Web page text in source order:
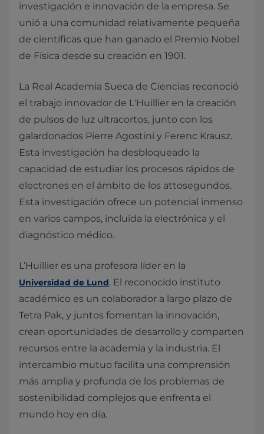
investigación e innovación de la empresa. Se
unió a una comunidad relativamente pequeña
de científicas que han ganado el Premio Nobel
de Física desde su creación en 1901.
La Real Academia Sueca de Ciencias reconoció
el trabajo innovador de L'Huillier en la creación
de pulsos de luz ultracortos, junto con los
galardonados Pierre Agostini y Ferenc Krausz.
Esta investigación ha desbloqueado la
capacidad de estudiar los procesos rápidos de
electrones en el ámbito de los attosegundos.
Esta investigación ofrece un potencial inmenso
en varios campos, incluida la electrónica y el
diagnóstico médico.
L’Huillier es una profesora líder en la
Universidad de Lund. El reconocido instituto
académico es un colaborador a largo plazo de
Tetra Pak, y juntos fomentan la innovación,
crean oportunidades de desarrollo y comparten
recursos entre la academia y la industria. El
intercambio mutuo facilita una comprensión
más amplia y profunda de los problemas de
sostenibilidad complejos que enfrenta el
mundo hoy en día.